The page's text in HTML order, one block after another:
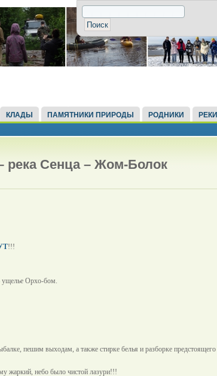
КЛАДЫ ПАМЯТНИКИ ПРИРОДЫ РОДНИКИ РЕКИ
река Сенца – Жом-Болок
!!!
ущелье Орхо-бом.
пешим выходам, а также стирке белья и разборке предстоящего
жаркий, небо было чистой лазури!!!